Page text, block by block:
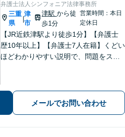
弁護士法人シンフォニア法律事務所
三重
県
|
津
市
津駅から徒
歩1分
営業時間：本日
定休日
【JR近鉄津駅より徒歩1分】【弁護士
歴10年以上】【弁護士7人在籍】くどい
ほどわかりやすい説明で、問題をスム
数【借金・債務整理】自己破産で、借
金を0にできる可能性があります。
メールでお問い合わせ